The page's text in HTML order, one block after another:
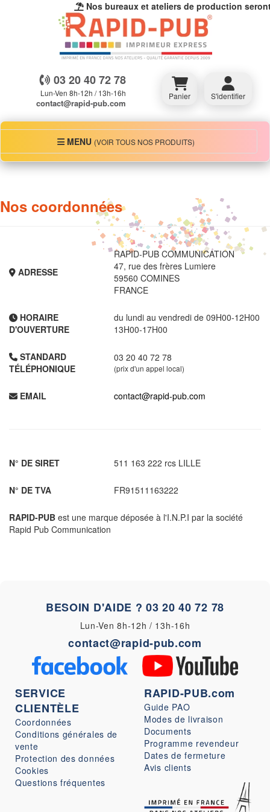
Nos bureaux et ateliers de production
03 20 40 72 78
Lun-Ven 8h-12h / 13h-16h
contact@rapid-pub.com
Panier S'identifier
MENU
MENU (VOIR TOUS NOS PRODUITS)
Nos coordonnées
ADRESSE
RAPID-PUB COMMUNICATION
47, rue des frères Lumiere
59560 COMINES
FRANCE
HORAIRE
D'OUVERTURE
du lundi au vendredi de 09H00-12H00
13H00-17H00
STANDARD
TÉLÉPHONIQUE
03 20 40 72 78
(prix d'un appel local)
EMAIL contact@rapid-pub.com
N° DE SIRET 511 163 222 rcs LILLE
N° DE TVA FR91511163222
RAPID-PUB est une marque déposée à l'I.N.P.I par la société
Rapid Pub Communication
BESOIN D'AIDE ?03 20 40 72 78
Lun-Ven 8h-12h / 13h-16h
contact@rapid-pub.com
SERVICE
CLIENTÈLE
Coordonnées
Conditions générales de
vente
Protection des données
Cookies
Questions fréquentes
RAPID-PUB.com
Guide PAO
Modes de livraison
Documents
Programme revendeur
Dates de fermeture
Avis clients